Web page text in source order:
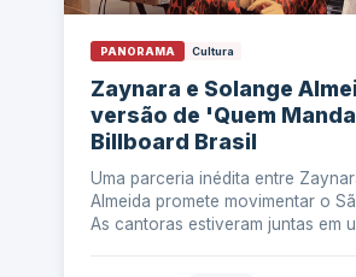
PANORAMA Cultura
Zaynara e Solange
versão de 'Quem
Billboard Brasil
Uma parceria inédita entre
Almeida promete movimentar o
As cantoras estiveram juntas em